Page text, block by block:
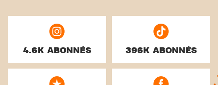
4.6K ABONNÉS 396K ABONNÉS